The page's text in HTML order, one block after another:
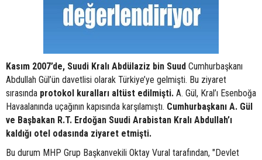
Kasım 2007’de, Suudi Kralı Abdülaziz bin Suud Cumhurbaşkanı
Abdullah Gül’ün davetlisi olarak Türkiye’ye gelmişti. Bu ziyaret
sırasında protokol kuralları altüst edilmişti. A. Gül, Kral’ı Esenboğa
Havaalanında uçağının kapısında karşılamıştı. Cumhurbaşkanı A. Gül
ve Başbakan R.T. Erdoğan Suudi Arabistan Kralı Abdullah’ı
kaldığı otel odasında ziyaret etmişti.
Bu durum MHP Grup Başkanvekili Oktay Vural tarafından, "Devlet